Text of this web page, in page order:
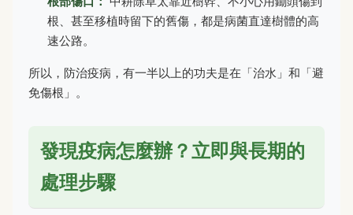
根、甚至移植時留下的舊傷，都是病菌直達樹體的高
速公路。
所以，防治疫病，有一半以上的功夫是在「治水」和「避
免傷根」。
發現疫病怎麼辦？立即與長期的
處理步驟